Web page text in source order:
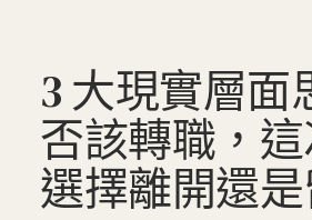
3 大現實層面
否該轉職，
選擇離開還是